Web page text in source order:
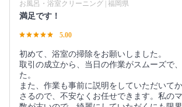
お風呂・浴室クリーニング | 福岡県
満足です！
5.00
初めて、浴室の掃除をお願いしました。
取引の成立から、当日の作業がスムーズで
た。
また、作業も事前に説明をしていただいて
さるので、不安なくお任せできます。私の